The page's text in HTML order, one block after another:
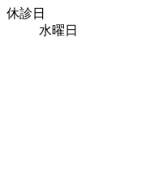
休診日
水曜日